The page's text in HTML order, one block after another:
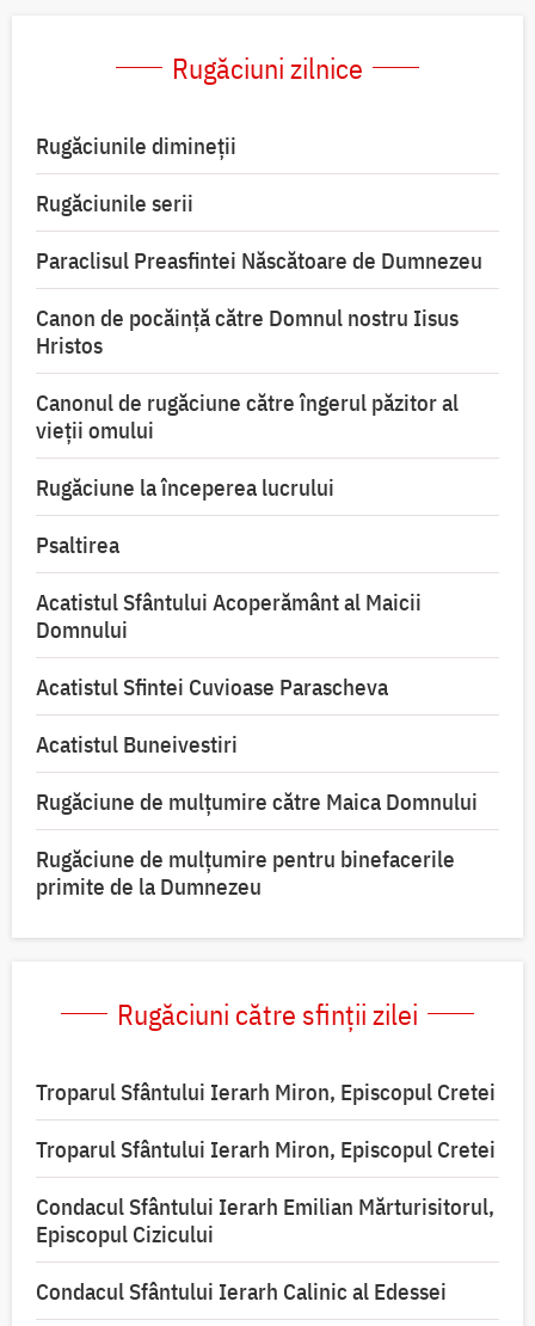
Rugăciuni zilnice
Rugăciunile dimineții
Rugăciunile serii
Paraclisul Preasfintei Născătoare de Dumnezeu
Canon de pocăință către Domnul nostru Iisus
Hristos
Canonul de rugăciune către îngerul păzitor al
vieții omului
Rugăciune la începerea lucrului
Psaltirea
Acatistul Sfântului Acoperământ al Maicii
Domnului
Acatistul Sfintei Cuvioase Parascheva
Acatistul Buneivestiri
Rugăciune de mulţumire către Maica Domnului
Rugăciune de mulțumire pentru binefacerile
primite de la Dumnezeu
Rugăciuni către sfinții zilei
Troparul Sfântului Ierarh Miron, Episcopul Cretei
Troparul Sfântului Ierarh Miron, Episcopul Cretei
Condacul Sfântului Ierarh Emilian Mărturisitorul,
Episcopul Cizicului
Condacul Sfântului Ierarh Calinic al Edessei